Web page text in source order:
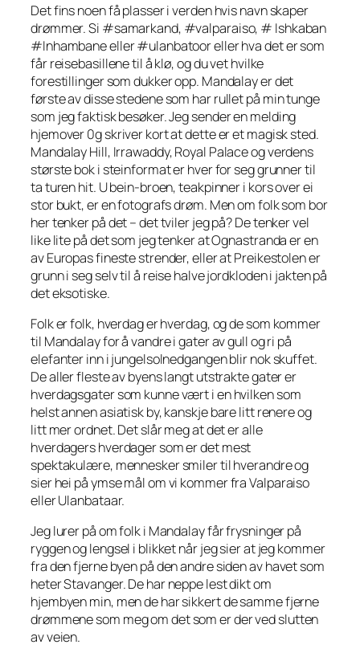
Det fins noen få plasser i verden hvis navn skaper
drømmer. Si #samarkand, #valparaiso, # Ishkaban
#Inhambane eller #ulanbatoor eller hva det er som
får reisebasillene til å klø, og du vet hvilke
forestillinger som dukker opp. Mandalay er det
første av disse stedene som har rullet på min tunge
som jeg faktisk besøker. Jeg sender en melding
hjemover 0g skriver kort at dette er et magisk sted.
Mandalay Hill, Irrawaddy, Royal Palace og verdens
største bok i steinformat er hver for seg grunner til
ta turen hit. U bein-broen, teakpinner i kors over ei
stor bukt, er en fotografs drøm. Men om folk som bor
her tenker på det – det tviler jeg på? De tenker vel
like lite på det som jeg tenker at Ognastranda er en
av Europas fineste strender, eller at Preikestolen er
grunn i seg selv til å reise halve jordkloden i jakten på
det eksotiske.
Folk er folk, hverdag er hverdag, og de som kommer
til Mandalay for å vandre i gater av gull og ri på
elefanter inn i jungelsolnedgangen blir nok skuffet.
De aller fleste av byens langt utstrakte gater er
hverdagsgater som kunne vært i en hvilken som
helst annen asiatisk by, kanskje bare litt renere og
litt mer ordnet. Det slår meg at det er alle
hverdagers hverdager som er det mest
spektakulære, mennesker smiler til hverandre og
sier hei på ymse mål om vi kommer fra Valparaiso
eller Ulanbataar.
Jeg lurer på om folk i Mandalay får frysninger på
ryggen og lengsel i blikket når jeg sier at jeg kommer
fra den fjerne byen på den andre siden av havet som
heter Stavanger. De har neppe lest dikt om
hjembyen min, men de har sikkert de samme fjerne
drømmene som meg om det som er der ved slutten
av veien.